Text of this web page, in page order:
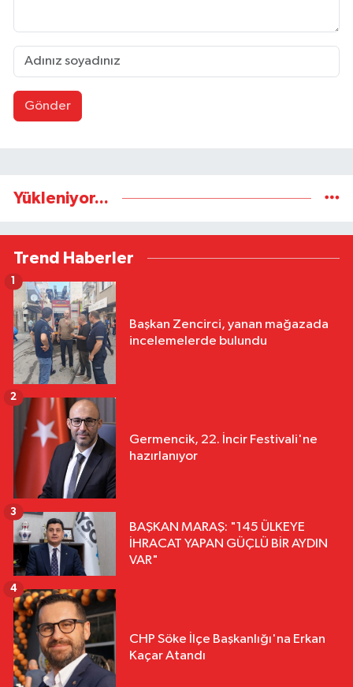
Gönder
Yükleniyor...
Trend Haberler
Başkan Zencirci, yanan mağazada
incelemelerde bulundu
Germencik, 22. İncir Festivali'ne
hazırlanıyor
2
BAŞKAN MARAŞ: "145 ÜLKEYE
İHRACAT YAPAN GÜÇLÜ BİR AYDIN
VAR"
3
CHP Söke İlçe Başkanlığı'na Erkan
Kaçar Atandı
4